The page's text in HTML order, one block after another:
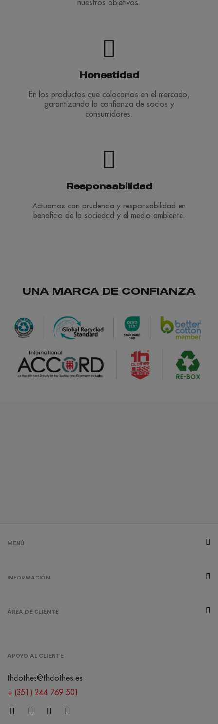
nuestros objetivos.
Honestidad
En los productos que colocamos en el mercado,
garantizando la confianza de socios y
consumidores.
Responsabilidad
Actuamos con prudencia y responsabilidad en
beneficio de la sociedad y el medio ambiente.
UNA MARCA DE CONFIANZA
MENÚ
INFORMACIÓN
ÁREA DE CLIENTE
APOYO AL CLIENTE
thclothes@thclothes.es
+ (351) 244 769 501